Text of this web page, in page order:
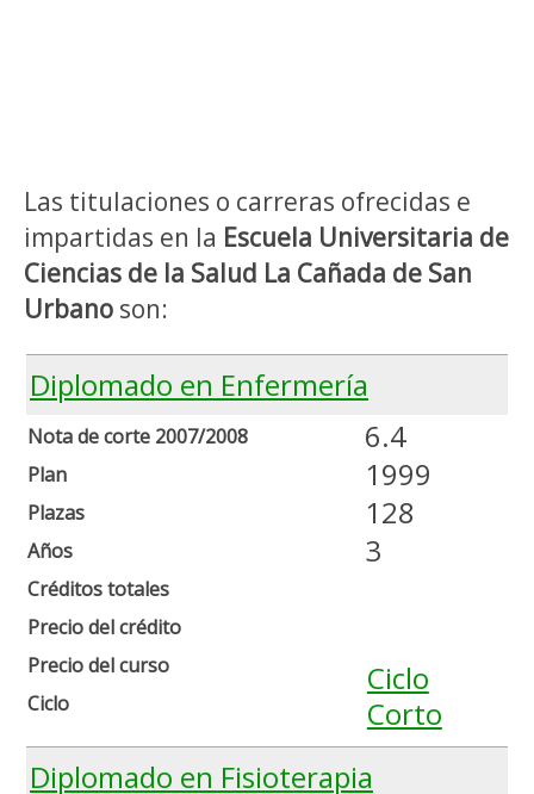
Las titulaciones o carreras ofrecidas e
impartidas en la Escuela Universitaria de
Ciencias de la Salud La Cañada de San
Urbano son:
Diplomado en Enfermería
Nota de corte 2007/2008
Plan
Plazas
Años
Créditos totales
Precio del crédito
Precio del curso
Ciclo
6.4
1999
128
3
Ciclo
Corto
Diplomado en Fisioterapia